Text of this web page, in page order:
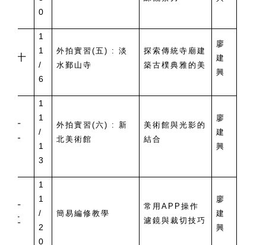
0
十
1
1
/
6
外拍實習(五) : 淡
水鄞山寺
探索傳統寺廟建
築古樸典雅的美
廖
建
興
十
一
1
1
/
1
3
外拍實習(六) : 新
北美術館
美術館與光影的
結合
廖
建
興
十
二
1
1
/
2
0
簡易編修教學
常用APP操作
濾鏡與裁切技巧
廖
建
興